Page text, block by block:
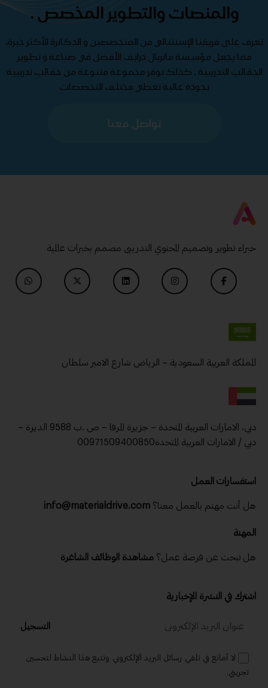
والمنصات والتطوير المخصص .
تعرف على فريقنا الإستثنائي من المتخصصين و الدكاترة الأكثر خبرة،
مما يجعل مؤسسة ماتريال درايف الأفضل في صناعة و تطوير
الحقائب التدريبية , كذلك نوفر مجموعة متنوعة من حقائب تدريبية
بجودة عالية تغطي مختلف التخصصات
تواصل معنا
خبراء تطوير وتصميم المحتوي التدريبى مصمم بخبرات عالمية
المملكة العربية السعودية – الرياض شارع الامير سلطان
دبي، الامارات العربية المتحدة – جزيرة المرفا – ص .ب 9588 الديرة –
دبي / الامارات العربية المتحدة00971509400850
استفسارات العمل
هل أنت مهتم بالعمل معنا؟ info@materialdrive.com
المهنة
هل تبحث عن فرصة عمل؟ مشاهدة الوظائف الشاغرة
اشترك في النشرة الإخبارية
التسجيل
لا أمانع في تلقي رسائل البريد الإلكتروني وتتبع هذا النشاط لتحسين
تجربتي.